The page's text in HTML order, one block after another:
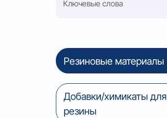
Резиновые материалы
Добавки/химикаты для
резины